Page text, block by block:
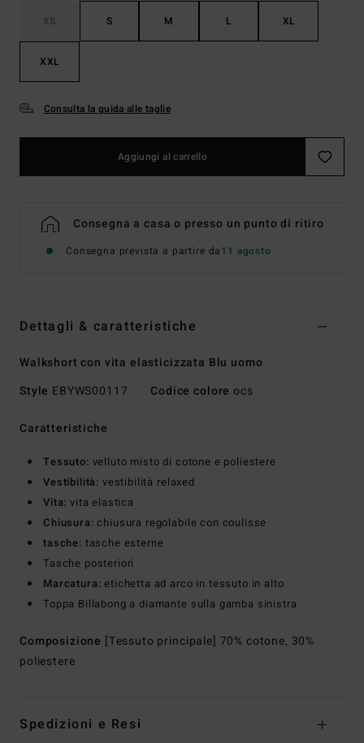
XS S M L XL
XXL
Consulta la guida alle taglie
Aggiungi al carrello
Consegna a casa o presso un punto di ritiro
Consegna prevista a partire da11 agosto
Dettagli & caratteristiche
Walkshort con vita elasticizzata Blu uomo
Style EBYWS00117 Codice colore ocs
Caratteristiche
Tessuto: velluto misto di cotone e poliestere
Vestibilità: vestibilità relaxed
Vita: vita elastica
Chiusura: chiusura regolabile con coulisse
tasche: tasche esterne
Tasche posteriori
Marcatura: etichetta ad arco in tessuto in alto
Toppa Billabong a diamante sulla gamba sinistra
Composizione [Tessuto principale] 70% cotone, 30%
poliestere
Spedizioni e Resi